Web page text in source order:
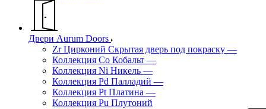
Двери Aurum Doors
Zr Цирконий Скрытая дверь под покраску —
Коллекция Co Кобальт —
Коллекция Ni Никель —
Коллекция Pd Палладий —
Коллекция Pt Платина —
Коллекция Pu Плутоний